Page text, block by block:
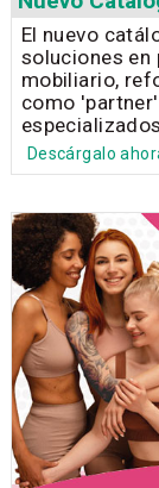
El nuevo
soluciones en
mobiliario,
como
Descárgalo